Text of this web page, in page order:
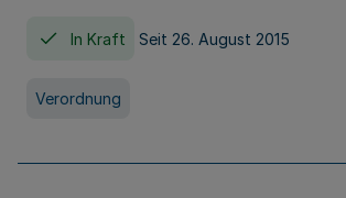
In Kraft Seit 26. August 2015
Verordnung